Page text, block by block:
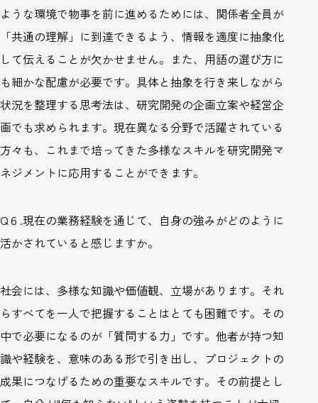
ような環境で物事を前に進めるためには、関係者全員が
「共通の理解」に到達できるよう、情報を適度に抽象化
して伝えることが欠かせません。また、用語の選び方に
も細かな配慮が必要です。具体と抽象を行き来しながら
状況を整理する思考法は、研究開発の企画立案や経営企
画でも求められます。現在異なる分野で活躍されている
方々も、これまで培ってきた多様なスキルを研究開発マ
ネジメントに応用することができます。
Q６ .現在の業務経験を通じて、自身の強みがどのように
活かされていると感じますか。
社会には、多様な知識や価値観、立場があります。それ
らすべてを一人で把握することはとても困難です。その
中で必要になるのが「質問する力」です。他者が持つ知
識や経験を、意味のある形で引き出し、プロジェクトの
成果につなげるための重要なスキルです。その前提とし